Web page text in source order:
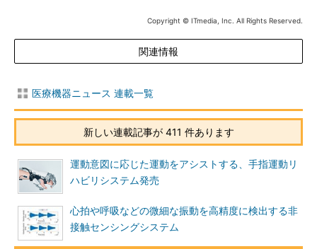
Copyright © ITmedia, Inc. All Rights Reserved.
関連情報
医療機器ニュース 連載一覧
新しい連載記事が 411 件あります
運動意図に応じた運動をアシストする、手指運動リ
ハビリシステム発売
心拍や呼吸などの微細な振動を高精度に検出する非
接触センシングシステム